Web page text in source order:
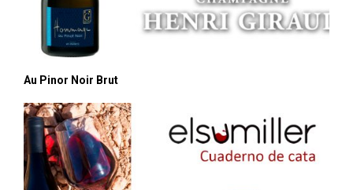
Au Pinor Noir Brut